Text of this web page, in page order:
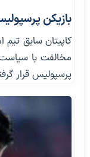
بازیکن
کاپیتان سابق
مخالفت با
پرسپولیس قرار